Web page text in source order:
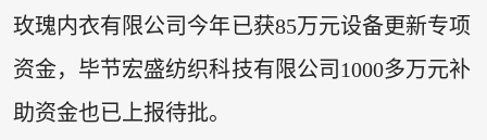
玫瑰内衣有限公司今年已获85万元设备更新专项
资金，毕节宏盛纺织科技有限公司1000多万元补
助资金也已上报待批。